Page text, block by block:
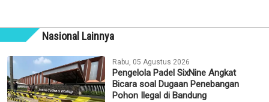
Nasional Lainnya
Rabu, 05 Agustus 2026
Pengelola Padel SixNine Angkat
Bicara soal Dugaan Penebangan
Pohon Ilegal di Bandung